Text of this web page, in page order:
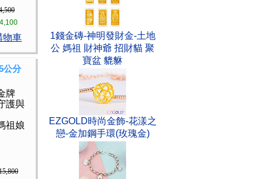
物車
公分
牌
護與
祖娘
1錢金磚-神明發財金-土地
公 媽祖 財神爺 招財貓 聚
寶盆 貔貅
EZGOLD時尚金飾-花漾之
戀-金加鋼手環(玫瑰金)